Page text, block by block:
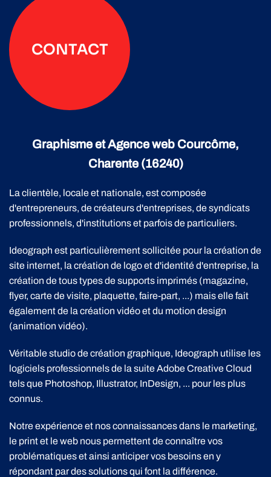
CONTACT
Graphisme et Agence web Courcôme,
Charente (16240)
La clientèle, locale et nationale, est composée
d'entrepreneurs, de créateurs d'entreprises, de syndicats
professionnels, d'institutions et parfois de particuliers.
Ideograph est particulièrement sollicitée pour la création de
site internet, la création de logo et d'identité d'entreprise, la
création de tous types de supports imprimés (magazine,
flyer, carte de visite, plaquette, faire-part, ...) mais elle fait
également de la création vidéo et du motion design
(animation vidéo).
Véritable studio de création graphique, Ideograph utilise les
logiciels professionnels de la suite Adobe Creative Cloud
tels que Photoshop, Illustrator, InDesign, ... pour les plus
connus.
Notre expérience et nos connaissances dans le marketing,
le print et le web nous permettent de connaître vos
problématiques et ainsi anticiper vos besoins en y
répondant par des solutions qui font la différence.